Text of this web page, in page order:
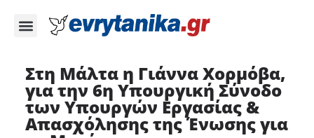
Στη Μάλτα η Γιάννα Χορμόβα,
για την 6η Υπουργική Σύνοδο
των Υπουργών Εργασίας &
Απασχόλησης της Ένωσης για